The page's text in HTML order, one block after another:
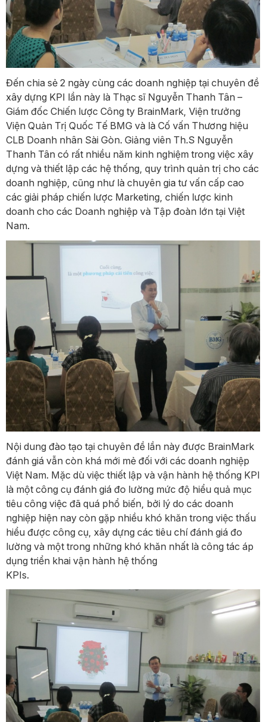
Đến chia sẻ 2 ngày cùng các doanh nghiệp tại chuyên đề
xây dựng KPI lần này là Thạc sĩ Nguyễn Thanh Tân –
Giám đốc Chiến lược Công ty BrainMark, Viện trưởng
Viện Quản Trị Quốc Tế BMG và là Cố vấn Thương hiệu
CLB Doanh nhân Sài Gòn. Giảng viên Th.S Nguyễn
Thanh Tân có rất nhiều năm kinh nghiệm trong việc xây
dựng và thiết lập các hệ thống, quy trình quản trị cho các
doanh nghiệp, cũng như là chuyên gia tư vấn cấp cao
các giải pháp chiến lược Marketing, chiến lược kinh
doanh cho các Doanh nghiệp và Tập đoàn lớn tại Việt
Nam.
Nội dung đào tạo tại chuyên đề lần này được BrainMark
đánh giá vẫn còn khá mới mẻ đối với các doanh nghiệp
Việt Nam. Mặc dù việc thiết lập và vận hành hệ thống KPI
là một công cụ đánh giá đo lường mức độ hiểu quả mục
tiêu công việc đã quá phổ biến, bởi lý do các doanh
nghiệp hiện nay còn gặp nhiều khó khăn trong việc thấu
hiểu được công cụ, xây dựng các tiêu chí đánh giá đo
lường và một trong những khó khăn nhất là công tác áp
dụng triển khai vận hành hệ thống
KPIs.